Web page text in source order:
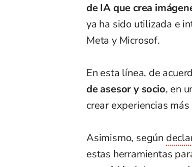
de IA que crea
ya ha sido utilizada e
Meta y Microsof.
En esta línea, de
deasesor y socio, en
crear experiencias
Asimismo, según
estas herramientas